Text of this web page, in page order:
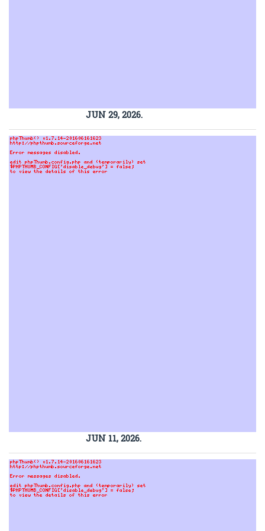
JUN 29, 2026.
JUN 11, 2026.